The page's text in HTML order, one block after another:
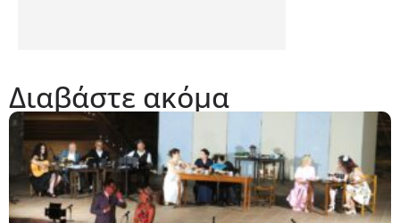
Διαβάστε ακόμα